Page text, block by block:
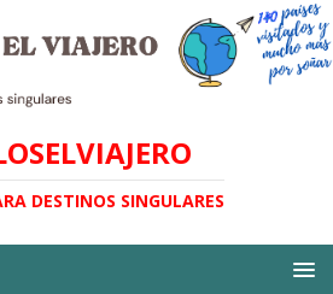
DESTINOS SINGULARES